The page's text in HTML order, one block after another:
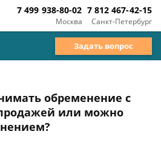
Москва
7 499 938-80-02
Санкт-Петербург
7 812 467-42-15
Задать вопрос
обременение с
или можно